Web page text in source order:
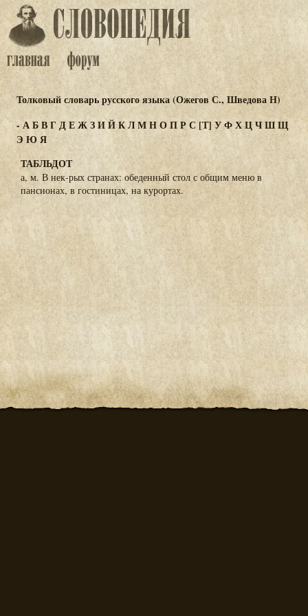
Толковый словарь русского языка (Ожегов С., Шведова Н)
-АБВГДЕЖЗИЙКЛМНОПР С[Т] УФХЦЧШЩ
Э Ю Я
ТАБЛЬДОТ
а, м. В нек-рых странах: обеденный стол с общим меню в
пансионах, в гостиницах, на курортах.